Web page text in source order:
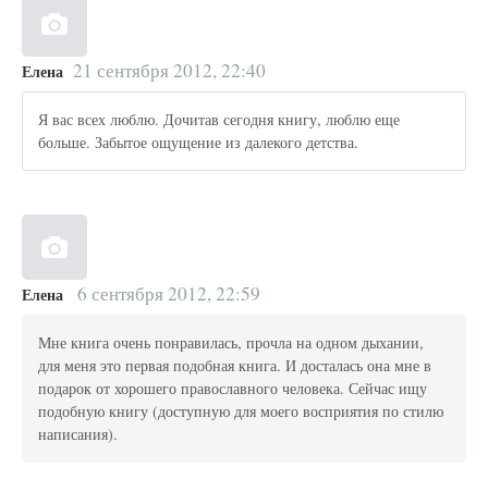
Елена 21 сентября 2012, 22:40
Я вас всех люблю. Дочитав сегодня книгу, люблю еще
больше. Забытое ощущение из далекого детства.
Елена 6 сентября 2012, 22:59
Мне книга очень понравилась, прочла на одном дыхании,
для меня это первая подобная книга. И досталась она мне в
подарок от хорошего православного человека. Сейчас ищу
подобную книгу (доступную для моего восприятия по стилю
написания).